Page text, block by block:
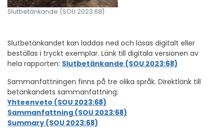
Slutbetänkande (SOU 2023:68)
Slutbetänkandet kan laddas ned och läsas digitalt eller
beställas i tryckt exemplar. Länk till digitala versionen av
hela rapporten: Slutbetänkande (SOU 2023:68)
Sammanfattningen finns på tre olika språk. Direktlänk till
betänkandets sammanfattning:
Yhteenveto (SOU 2023:68)
Sammanfattning (SOU 2023:68)
Summary (SOU 2023:68)